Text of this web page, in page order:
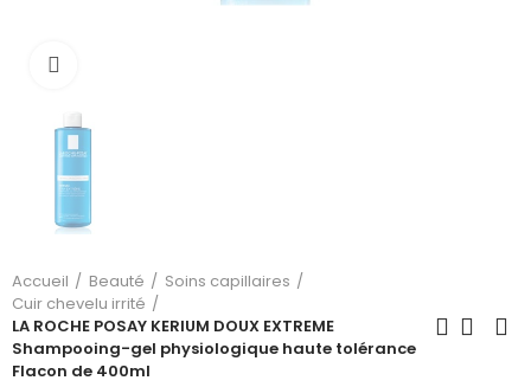
Accueil Beauté
Soins capillaires
Cuir chevelu irrité
LA ROCHE POSAY KERIUM DOUX EXTREME
Shampooing-gel physiologique haute tolérance
Flacon de 400ml